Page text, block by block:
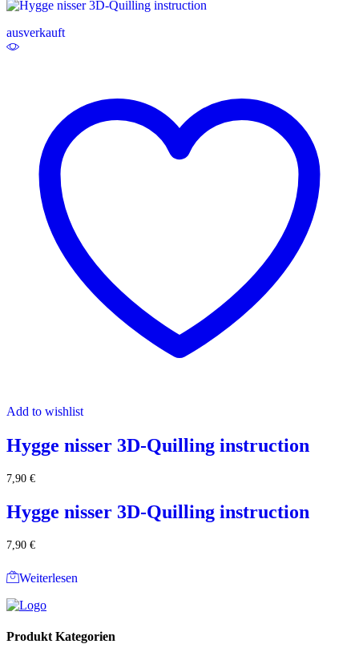
ausverkauft
Add to wishlist
Hygge nisser 3D-Quilling instruction
7,90 €
Hygge nisser 3D-Quilling instruction
7,90 €
Weiterlesen
Produkt Kategorien